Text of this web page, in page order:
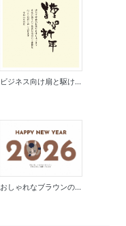
ビジネス向け扇と駆け...
おしゃれなブラウンの...